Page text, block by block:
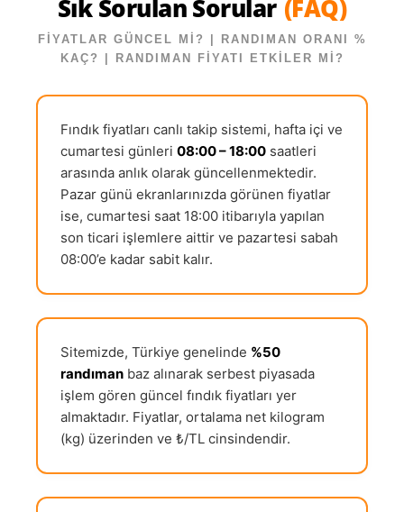
Sık Sorulan Sorular (FAQ)
FİYATLAR GÜNCEL Mİ? | RANDIMAN ORANI %
KAÇ? | RANDIMAN FİYATI ETKİLER Mİ?
Fındık fiyatları canlı takip sistemi, hafta içi ve
cumartesi günleri 08:00 – 18:00 saatleri
arasında anlık olarak güncellenmektedir.
Pazar günü ekranlarınızda görünen fiyatlar
ise, cumartesi saat 18:00 itibarıyla yapılan
son ticari işlemlere aittir ve pazartesi sabah
08:00’e kadar sabit kalır.
Sitemizde, Türkiye genelinde %50
randıman baz alınarak serbest piyasada
işlem gören güncel fındık fiyatları yer
almaktadır. Fiyatlar, ortalama net kilogram
(kg) üzerinden ve ₺/TL cinsindendir.